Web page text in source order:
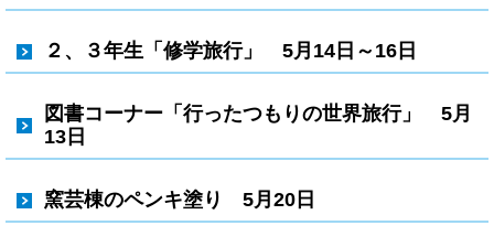
２、３年生「修学旅行」 5月14日～16日
図書コーナー「行ったつもりの世界旅行」 5月
13日
窯芸棟のペンキ塗り 5月20日